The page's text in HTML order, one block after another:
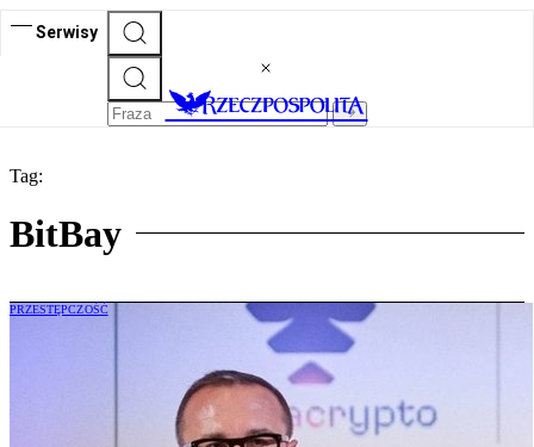
Serwisy
Tag:
BitBay
PRZESTĘPCZOŚĆ
Prokurator spotkał się na Bliskim
Wschodzie z Przemysławem Kralem. Ma
dla niego propozycję